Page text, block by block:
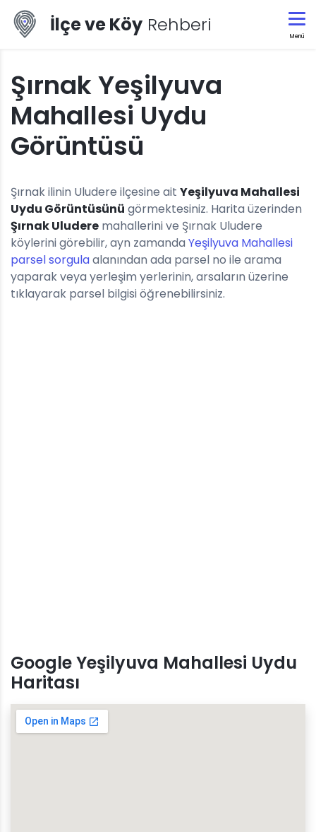
İlçe ve Köy Rehberi
Menü
Şırnak Yeşilyuva
Mahallesi Uydu
Görüntüsü
Şırnak ilinin Uludere ilçesine ait Yeşilyuva Mahallesi
Uydu Görüntüsünü görmektesiniz. Harita üzerinden
Şırnak Uludere mahallerini ve Şırnak Uludere
köylerini görebilir, ayn zamanda Yeşilyuva Mahallesi
parsel sorgulaalanından ada parsel no ile arama
yaparak veya yerleşim yerlerinin, arsaların üzerine
tıklayarak parsel bilgisi öğrenebilirsiniz.
Google Yeşilyuva Mahallesi Uydu
Haritası